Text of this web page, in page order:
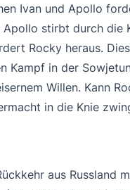
Ivan und Apollo
Apollo stirbt durch die
Rocky heraus.
Kampf in der
Willen. Kann
in die Knie
aus Russland